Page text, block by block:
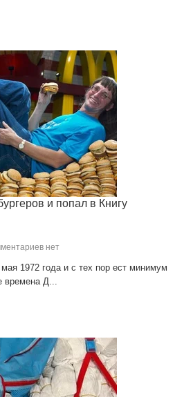
и попал в Книгу
нет
1972 года и с тех пор ест минимум
времена Д...